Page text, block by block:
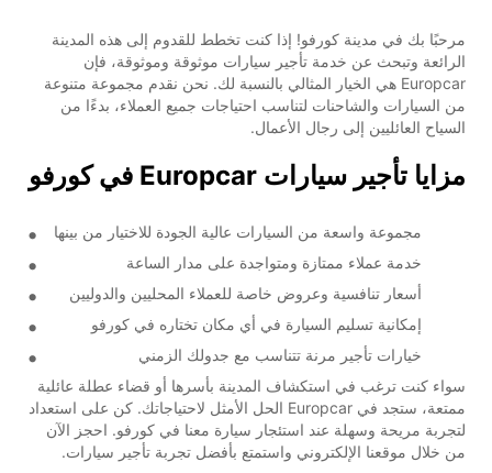
مرحبًا بك في مدينة كورفو! إذا كنت تخطط للقدوم إلى هذه المدينة
الرائعة وتبحث عن خدمة تأجير سيارات موثوقة وموثوقة، فإن
Europcar هي الخيار المثالي بالنسبة لك. نحن نقدم مجموعة متنوعة
من السيارات والشاحنات لتناسب احتياجات جميع العملاء، بدءًا من
السياح العائليين إلى رجال الأعمال.
مزايا تأجير سيارات Europcar في كورفو
مجموعة واسعة من السيارات عالية الجودة للاختيار من بينها
خدمة عملاء ممتازة ومتواجدة على مدار الساعة
أسعار تنافسية وعروض خاصة للعملاء المحليين والدوليين
إمكانية تسليم السيارة في أي مكان تختاره في كورفو
خيارات تأجير مرنة تتناسب مع جدولك الزمني
سواء كنت ترغب في استكشاف المدينة بأسرها أو قضاء عطلة عائلية
ممتعة، ستجد في Europcar الحل الأمثل لاحتياجاتك. كن على استعداد
لتجربة مريحة وسهلة عند استئجار سيارة معنا في كورفو. احجز الآن
من خلال موقعنا الإلكتروني واستمتع بأفضل تجربة تأجير سيارات.